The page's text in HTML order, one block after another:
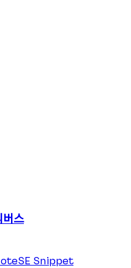
스
SE Snippet